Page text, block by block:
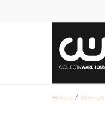
Home / Wonen